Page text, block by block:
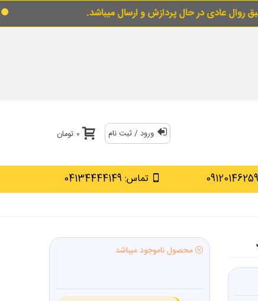
پردازش و ارسال میباشد.
برای خرید
ورود / ثبت نام 0 تومان
تماس: 04134444149
محصول ناموجود میباشد